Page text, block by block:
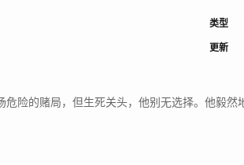
类型
更新
危险的赌局，但生死关头，他别无选择。他毅